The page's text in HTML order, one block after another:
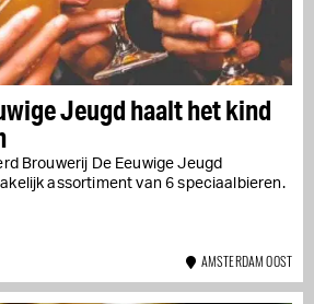
Jeugd haalt het kind
Brouwerij De Eeuwige Jeugd
assortiment van 6 speciaalbieren.
AMSTERDAM OOST